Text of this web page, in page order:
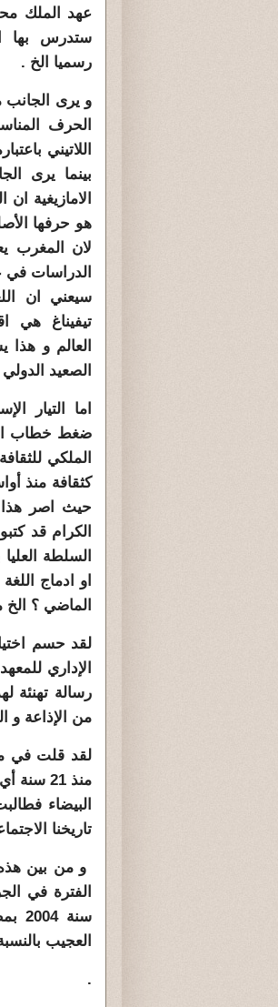
عهد الملك
ستدرس بها
رسميا الخ .
و يرى الجانب
الحرف
اللاتيني
بينما يرى
الامازيغية
هو حرفها
لان المغرب
الدراسات في
سيعني ان
تيفيناغ هي
العالم و هذا
الصعيد
اما التيار
ضغط خطاب
الملكي
حيث اصر هذا
الكرام قد
السلطة
او ادماج
الماضي ؟ الخ
لقد حسم
الإداري
رسالة تهنئة
من الإذاعة و
لقد قلت في
البيضاء
تاريخنا
و من بين
الفترة في
سنة
العجيب
.